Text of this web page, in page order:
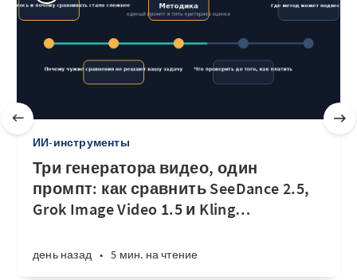
ИИ-инструменты
Три генератора видео, один
промпт: как сравнить SeeDance 2.5,
Grok Image Video 1.5 и Kling…
день назад • 5 мин. на чтение